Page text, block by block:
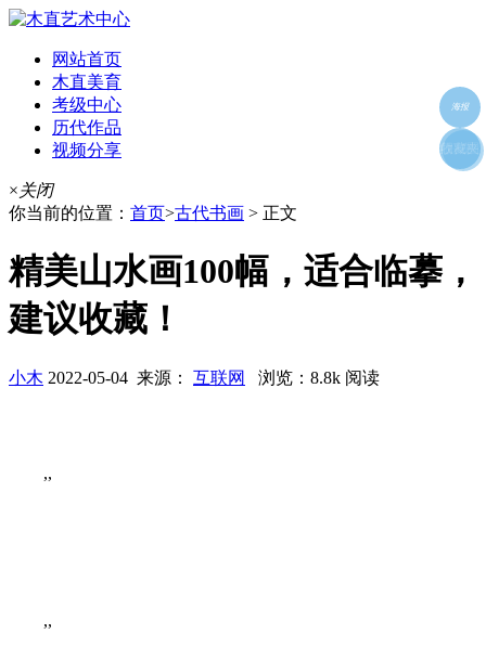
网站首页
木直美育
考级中心
历代作品
视频分享
×关闭
你当前的位置： 首页>古代书画 > 正文
精美山水画100幅，适合临摹，
建议收藏！
小木 2022-05-04 来源： 互联网 浏览：8.8k 阅读
,,
,,
海报
好友
朋友圈
收藏夹